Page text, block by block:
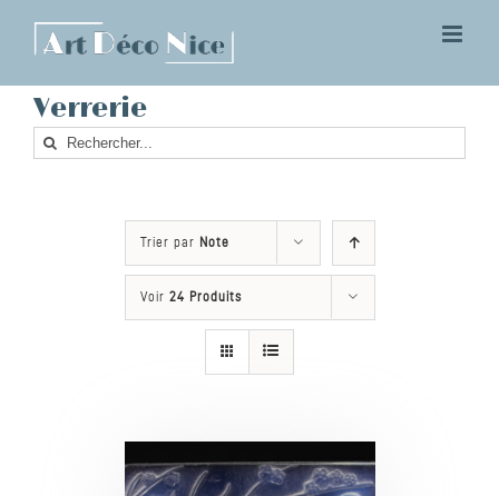
Verrerie
Rechercher
Trier par Note
Voir 24 Produits